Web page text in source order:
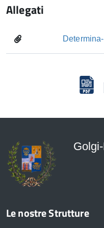
Allegati
Le nostre Strutture